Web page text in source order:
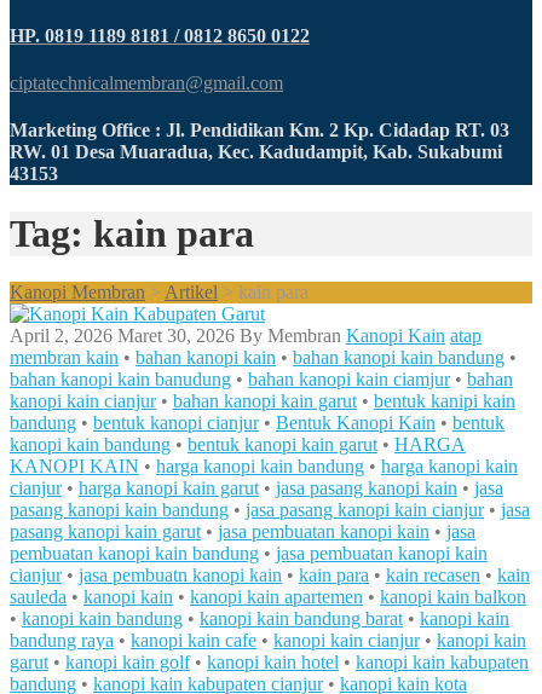
HP. 0819 1189 8181 / 0812 8650 0122
ciptatechnicalmembran@gmail.com
Marketing Office : Jl. Pendidikan Km. 2 Kp. Cidadap RT. 03
RW. 01 Desa Muaradua, Kec. Kadudampit, Kab. Sukabumi
43153
Tag: kain para
Kanopi Membran > Artikel > kain para
April 2, 2026 Maret 30, 2026 By Membran Kanopi Kain atap
membran kain • bahan kanopi kain • bahan kanopi kain bandung •
bahan kanopi kain banudung • bahan kanopi kain ciamjur• bahan
kanopi kain cianjur• bahan kanopi kain garut • bentuk kanipi kain
bandung • bentuk kanopi cianjur• Bentuk Kanopi Kain • bentuk
kanopi kain bandung • bentuk kanopi kain garut • HARGA
KANOPI KAIN • harga kanopi kain bandung • harga kanopi kain
cianjur• harga kanopi kain garut • jasa pasang kanopi kain • jasa
pasang kanopi kain bandung • jasa pasang kanopi kain cianjur• jasa
pasang kanopi kain garut • jasa pembuatan kanopi kain • jasa
pembuatan kanopi kain bandung • jasa pembuatan kanopi kain
cianjur• jasa pembuatn kanopi kain • kain para • kain recasen • kain
sauleda • kanopi kain • kanopi kain apartemen • kanopi kain balkon
• kanopi kain bandung • kanopi kain bandung barat • kanopi kain
bandung raya • kanopi kain cafe • kanopi kain cianjur• kanopi kain
garut • kanopi kain golf• kanopi kain hotel • kanopi kain kabupaten
bandung • kanopi kain kabupaten cianjur• kanopi kain kota